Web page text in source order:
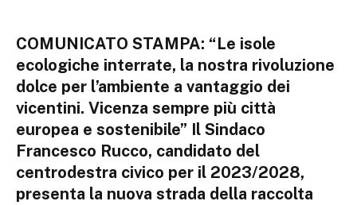
COMUNICATO STAMPA: “Le isole
ecologiche interrate, la nostra rivoluzione
dolce per l’ambiente a vantaggio dei
vicentini. Vicenza sempre più città
europea e sostenibile” Il Sindaco
Francesco Rucco, candidato del
centrodestra civico per il 2023/2028,
presenta la nuova strada della raccolta